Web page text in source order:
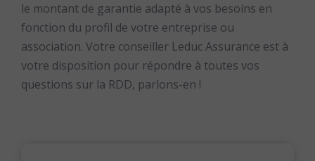
le montant de garantie adapté à vos besoins en
fonction du profil de votre entreprise ou
association. Votre conseiller Leduc Assurance est à
votre disposition pour répondre à toutes vos
questions sur la RDD, parlons-en !